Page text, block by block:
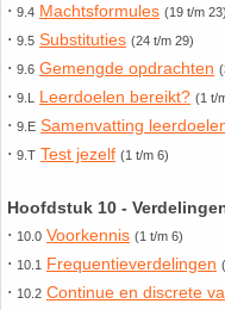
⋅ 9.4 Machtsformules (19 t/m 23)
⋅ 9.5 Substituties (24 t/m 29)
⋅ 9.6 Gemengde opdrachten
⋅ 9.L Leerdoelen bereikt? (1 t/
⋅ 9.E Samenvatting
⋅ 9.T Test jezelf (1 t/m 6)
Hoofdstuk 10 -
⋅ 10.0 Voorkennis (1 t/m 6)
⋅ 10.1 Frequentieverdelingen
⋅ 10.2 Continue en discrete
VWO
(Nog geen toetsen)
19. Omtrek cirkel
20. Oppervlakte cilinder
21. Oppervlakte cirkel
22. Oppervlakte driehoek
23. Oppervlakte kegel